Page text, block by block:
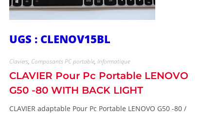
UGS : CLENOV15BL
Claviers, Composants PC portable, Informatique
CLAVIER Pour Pc Portable LENOVO
G50 -80 WITH BACK LIGHT
CLAVIER adaptable Pour Pc Portable LENOVO G50 -80 /